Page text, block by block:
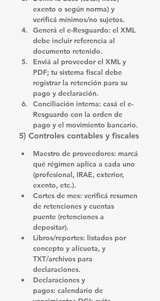
exento o según norma) y
verificá mínimos/no sujetos.
Generá el e-Resguardo: el XML
debe incluir referencia al
documento retenido.
Enviá al proveedor el XML y
PDF; tu sistema fiscal debe
registrar la retención para su
pago y declaración.
Conciliación interna: casá el e-
Resguardo con la orden de
pago y el movimiento bancario.
5) Controles contables y fiscales
Maestro de proveedores: marcá
qué régimen aplica a cada uno
(profesional, IRAE, exterior,
exento, etc.).
Cortes de mes: verificá resumen
de retenciones y cuentas
puente (retenciones a
depositar).
Libros/reportes: listados por
concepto y alícuota, y
TXT/archivos para
declaraciones.
Declaraciones y
pagos: calendario de